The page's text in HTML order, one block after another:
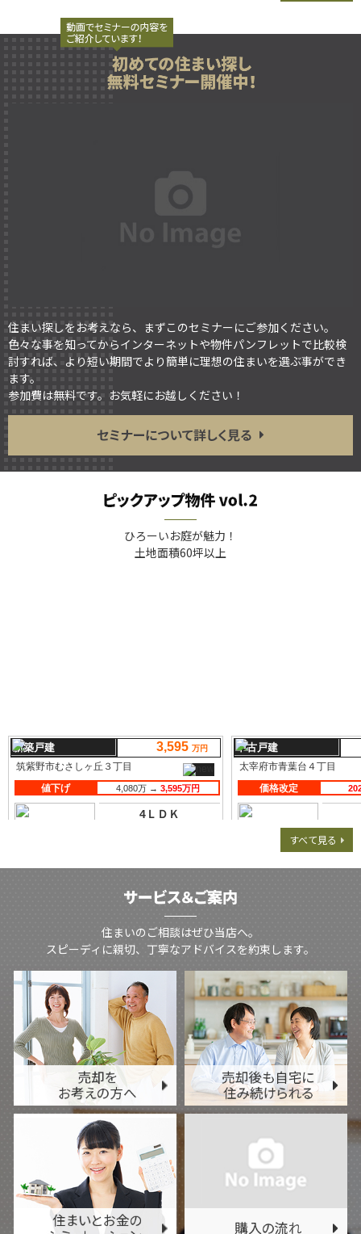
住まい探しをお考えなら、まずこのセミナーにご参加ください。
色々な事を知ってからインターネットや物件パンフレットで比較検
討すれば、より短い期間でより簡単に理想の住まいを選ぶ事ができ
ます。
参加費は無料です。お気軽にお越しください！
ひろーいお庭が魅力！
土地面積60坪以上
すべて見る
住まいのご相談はぜひ当店へ。
スピーディに親切、丁寧なアドバイスを約束します。